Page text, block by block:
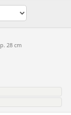
28 cm